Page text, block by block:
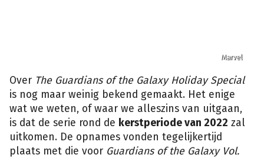
Marvel
Over The Guardians of the Galaxy Holiday Special
is nog maar weinig bekend gemaakt. Het enige
wat we weten, of waar we alleszins van uitgaan,
is dat de serie rond de kerstperiode van 2022 zal
uitkomen. De opnames vonden tegelijkertijd
plaats met die voor Guardians of the Galaxy Vol.